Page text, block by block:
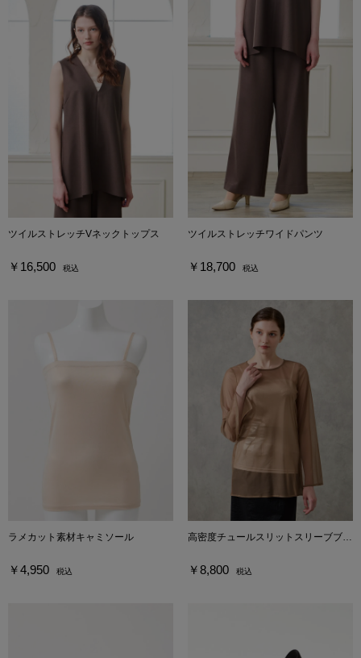
ツイルストレッチVネックトップス
￥16,500 税込
ツイルストレッチワイドパンツ
￥18,700 税込
ラメカット素材キャミソール
￥4,950 税込
高密度チュールスリットスリーブブラウス
￥8,800 税込